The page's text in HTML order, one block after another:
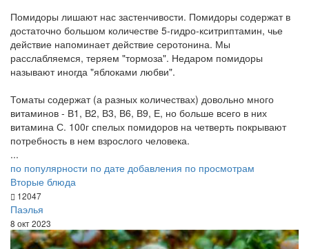
Помидоры лишают нас застенчивости. Помидоры содержат в
достаточно большом количестве 5-гидро-кситриптамин, чье
действие напоминает действие серотонина. Мы
расслабляемся, теряем "тормоза". Недаром помидоры
называют иногда "яблоками любви".
Томаты содержат (а разных количествах) довольно много
витаминов - В1, В2, В3, В6, В9, Е, но больше всего в них
витамина С. 100г спелых помидоров на четверть покрывают
потребность в нем взрослого человека.
...
по популярности по дате добавления по просмотрам
Вторые блюда
12047
Паэлья
8 окт 2023